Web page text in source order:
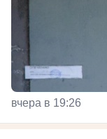
вчера в 19:26